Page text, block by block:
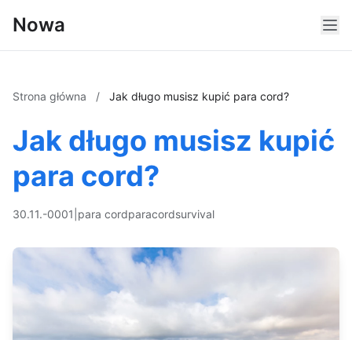
Nowa
Strona główna / Jak długo musisz kupić para cord?
Jak długo musisz kupić
para cord?
30.11.-0001 para cordparacordsurvival